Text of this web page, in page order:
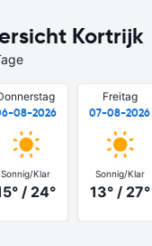
Kortrijk
08-2026
Sonnig/Klar
/ 24°
Freitag
07-08-2026
Sonnig/Klar
13° / 27°